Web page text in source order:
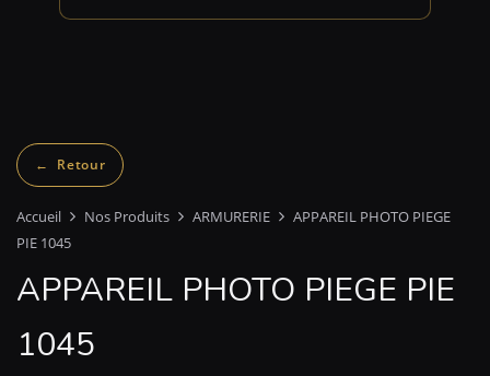
Accueil Nos Produits ARMURERIE
APPAREIL PHOTO PIEGE
PIE 1045
APPAREIL PHOTO PIEGE PIE
1045